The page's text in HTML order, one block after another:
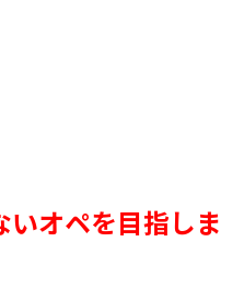
オペを目指しま